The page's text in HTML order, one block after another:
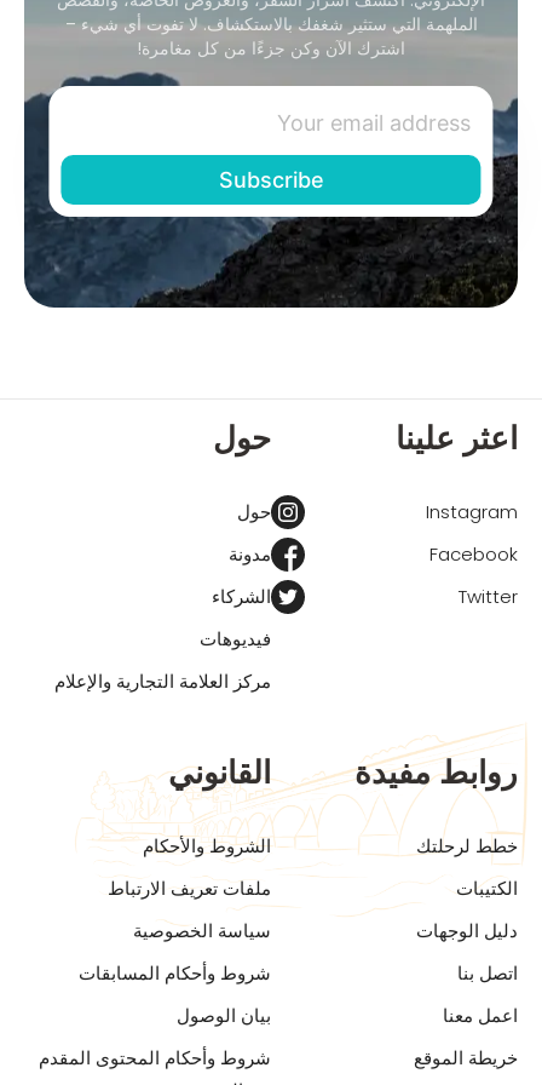
الملهمة التي ستثير شغفك بالاستكشاف. لا تفوت أي شيء –
اشترك الآن وكن جزءًا من كل مغامرة!
اعثر علينا
Instagram
Facebook
Twitter
حول
حول
مدونة
الشركاء
فيديوهات
مركز العلامة التجارية والإعلام
روابط مفيدة
خطط لرحلتك
الكتيبات
دليل الوجهات
اتصل بنا
اعمل معنا
خريطة الموقع
القانوني
الشروط والأحكام
ملفات تعريف الارتباط
سياسة الخصوصية
شروط وأحكام المسابقات
بيان الوصول
شروط وأحكام المحتوى المقدم